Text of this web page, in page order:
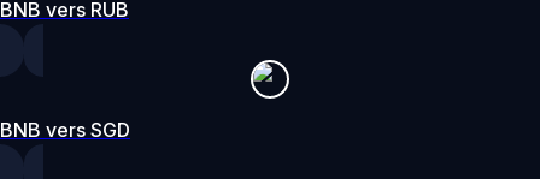
BNB vers RUB
BNB vers SGD